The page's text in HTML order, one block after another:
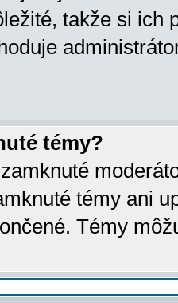
takže si ich
témy?
témy ani
Témy